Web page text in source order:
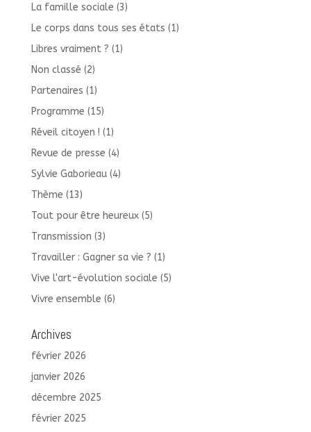
La famille sociale (3)
Le corps dans tous ses états (1)
Libres vraiment ? (1)
Non classé (2)
Partenaires (1)
Programme (15)
Réveil citoyen ! (1)
Revue de presse (4)
Sylvie Gaborieau(4)
Thème (13)
Tout pour être heureux(5)
Transmission (3)
Travailler : Gagner sa vie ? (1)
Vive l'art-évolution sociale (5)
Vivre ensemble (6)
Archives
février 2026
janvier 2026
décembre 2025
février 2025